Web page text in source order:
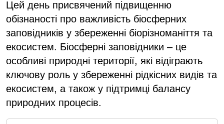
Цей день присвячений підвищенню
обізнаності про важливість біосферних
заповідників у збереженні біорізноманіття та
екосистем. Біосферні заповідники – це
особливі природні території, які відіграють
ключову роль у збереженні рідкісних видів та
екосистем, а також у підтримці балансу
природних процесів.